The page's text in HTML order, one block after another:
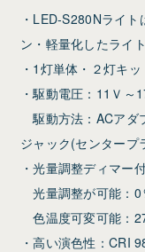
・LED-S280Nライ
ン・軽量化したライト
・1灯単体・２灯キ
・駆動電圧：11Ｖ～
駆動方法：ACアダ
ジャック(センタープ
・光量調整ディマー
光量調整が可能：0
色温度可変可能：
・高い演色性：CRI